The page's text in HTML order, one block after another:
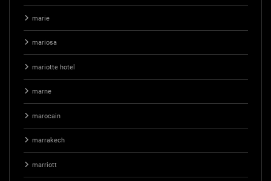
marie
mariosa
mariotte hotel
marne
marocain
marrakech
marriott